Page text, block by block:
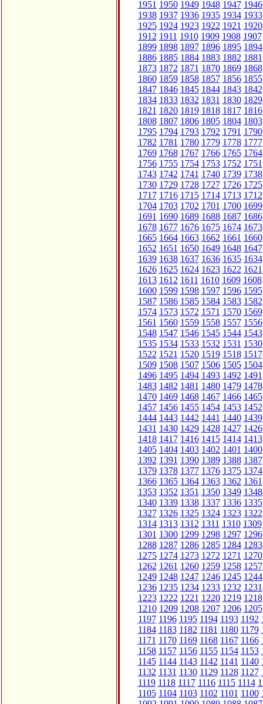
1951 1950 1949 1948 1947 1946
1938 1937 1936 1935 1934 1933
1925 1924 1923 1922 1921 1920
1912 1911 1910 1909 1908 1907
1899 1898 1897 1896 1895 1894
1886 1885 1884 1883 1882 1881
1873 1872 1871 1870 1869 1868
1860 1859 1858 1857 1856 1855
1847 1846 1845 1844 1843 1842
1834 1833 1832 1831 1830 1829
1821 1820 1819 1818 1817 1816
1808 1807 1806 1805 1804 1803
1795 1794 1793 1792 1791 1790
1782 1781 1780 1779 1778 1777
1769 1768 1767 1766 1765 1764
1756 1755 1754 1753 1752 1751
1743 1742 1741 1740 1739 1738
1730 1729 1728 1727 1726 1725
1717 1716 1715 1714 1713 1712
1704 1703 1702 1701 1700 1699
1691 1690 1689 1688 1687 1686
1678 1677 1676 1675 1674 1673
1665 1664 1663 1662 1661 1660
1652 1651 1650 1649 1648 1647
1639 1638 1637 1636 1635 1634
1626 1625 1624 1623 1622 1621
1613 1612 1611 1610 1609 1608
1600 1599 1598 1597 1596 1595
1587 1586 1585 1584 1583 1582
1574 1573 1572 1571 1570 1569
1561 1560 1559 1558 1557 1556
1548 1547 1546 1545 1544 1543
1535 1534 1533 1532 1531 1530
1522 1521 1520 1519 1518 1517
1509 1508 1507 1506 1505 1504
1496 1495 1494 1493 1492 1491
1483 1482 1481 1480 1479 1478
1470 1469 1468 1467 1466 1465
1457 1456 1455 1454 1453 1452
1444 1443 1442 1441 1440 1439
1431 1430 1429 1428 1427 1426
1418 1417 1416 1415 1414 1413
1405 1404 1403 1402 1401 1400
1392 1391 1390 1389 1388 1387
1379 1378 1377 1376 1375 1374
1366 1365 1364 1363 1362 1361
1353 1352 1351 1350 1349 1348
1340 1339 1338 1337 1336 1335
1327 1326 1325 1324 1323 1322
1314 1313 1312 1311 1310 1309
1301 1300 1299 1298 1297 1296
1288 1287 1286 1285 1284 1283
1275 1274 1273 1272 1271 1270
1262 1261 1260 1259 1258 1257
1249 1248 1247 1246 1245 1244
1236 1235 1234 1233 1232 1231
1223 1222 1221 1220 1219 1218
1210 1209 1208 1207 1206 1205
1197 1196 1195 1194 1193 1192
1184 1183 1182 1181 1180 1179
1171 1170 1169 1168 1167 1166
1158 1157 1156 1155 1154 1153
1145 1144 1143 1142 1141 1140
1132 1131 1130 1129 1128 1127
1119 1118 1117 1116 1115 1114
1105 1104 1103 1102 1101 1100